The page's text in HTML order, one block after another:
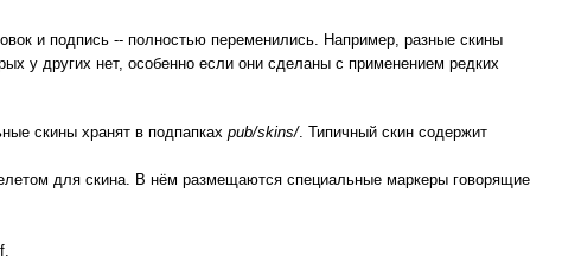
и подпись -- полностью переменились. Например, разные скины
у других нет, особенно если они сделаны с применением редких
скины хранят в подпапкахpub/skins/. Типичный скин содержит
для скина. В нём размещаются специальные маркеры говорящие